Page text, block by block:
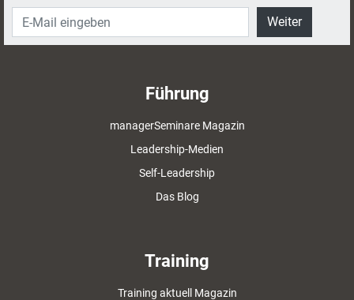
Weiter
Führung
managerSeminare Magazin
Leadership-Medien
Self-Leadership
Das Blog
Training
Training aktuell Magazin